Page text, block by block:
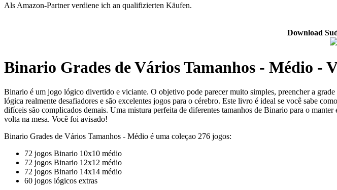
Als Amazon-Partner verdiene ich an qualifizierten Käufen.
Download
Binario Grades de Vários Tamanhos - Médio -
Binario é um jogo lógico divertido e viciante. O objetivo pode parecer muito simples, preencher a
lógica realmente desafiadores e são excelentes jogos para o cérebro. Este livro é ideal se você sabe
difíceis são complicados demais. Uma mistura perfeita de diferentes tamanhos de Binario para o
volta na mesa. Você foi avisado!
Binario Grades de Vários Tamanhos - Médio é uma coleçao 276 jogos:
72 jogos Binario 10x10 médio
72 jogos Binario 12x12 médio
72 jogos Binario 14x14 médio
60 jogos lógicos extras